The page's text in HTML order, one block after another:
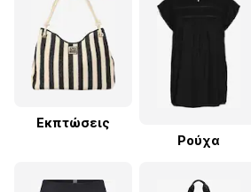
Εκπτώσεις
Ρούχα